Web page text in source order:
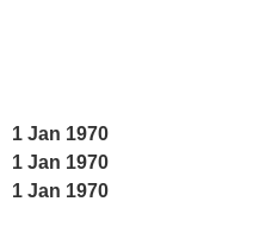
1 Jan 1970
1 Jan 1970
1 Jan 1970